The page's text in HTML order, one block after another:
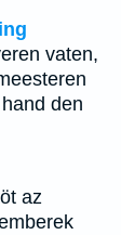
vaten,
den
az